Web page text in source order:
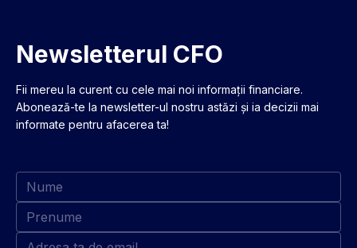
Newsletterul CFO
Fii mereu la curent cu cele mai noi informații financiare.
Abonează-te la newsletter-ul nostru astăzi și ia decizii mai
informate pentru afacerea ta!